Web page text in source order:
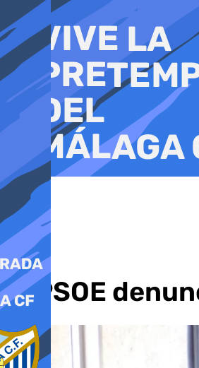
al
contenido
El PSOE